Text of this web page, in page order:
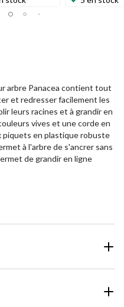
arbre Panacea contient tout
et redresser facilement les
leurs racines et à grandir en
vives et une corde en
piquets en plastique robuste
à l'arbre de s'ancrer sans
de grandir en ligne